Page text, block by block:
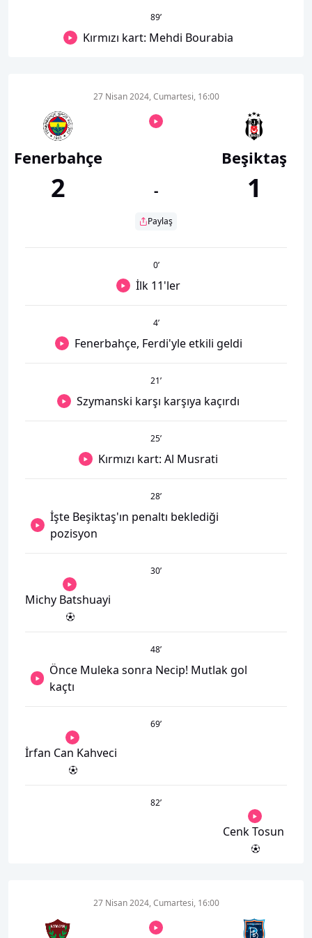
89’
Kırmızı kart: Mehdi Bourabia
Fenerbahçe
2
27 Nisan 2024, Cumartesi, 16:00
-
Paylaş
Beşiktaş
1
0’
İlk 11'ler
4’
Fenerbahçe, Ferdi'yle etkili geldi
21’
Szymanski karşı karşıya kaçırdı
25’
Kırmızı kart: Al Musrati
28’
İşte Beşiktaş'ın penaltı beklediği
pozisyon
30’
Michy Batshuayi
48’
Önce Muleka sonra Necip! Mutlak gol
kaçtı
69’
İrfan Can Kahveci
82’
Cenk Tosun
27 Nisan 2024, Cumartesi, 16:00